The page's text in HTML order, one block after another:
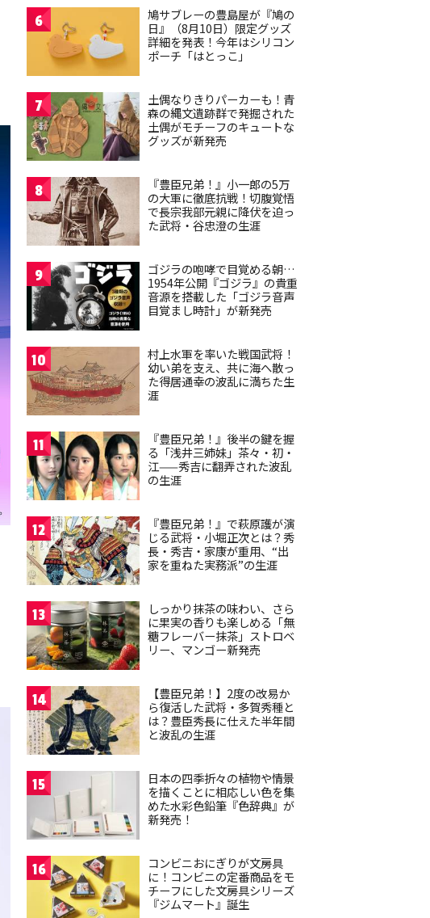
6
鳩サブレーの豊島屋が『鳩の
日』（8月10日）限定グッズ
詳細を発表！今年はシリコン
ポーチ「はとっこ」
7
土偶なりきりパーカーも！青
森の縄文遺跡群で発掘された
土偶がモチーフのキュートな
グッズが新発売
8
『豊臣兄弟！』小一郎の5万
の大軍に徹底抗戦！切腹覚悟
で長宗我部元親に降伏を迫っ
た武将・谷忠澄の生涯
9
ゴジラの咆哮で目覚める朝…
1954年公開『ゴジラ』の貴重
音源を搭載した「ゴジラ音声
目覚まし時計」が新発売
10
村上水軍を率いた戦国武将！
幼い弟を支え、共に海へ散っ
た得居通幸の波乱に満ちた生
涯
11
『豊臣兄弟！』後半の鍵を握
る「浅井三姉妹」茶々・初・
江——秀吉に翻弄された波乱
の生涯
12
『豊臣兄弟！』で萩原護が演
じる武将・小堀正次とは？秀
長・秀吉・家康が重用、“出
家を重ねた実務派”の生涯
13
しっかり抹茶の味わい、さら
に果実の香りも楽しめる「無
糖フレーバー抹茶」ストロベ
リー、マンゴー新発売
14
【豊臣兄弟！】2度の改易か
ら復活した武将・多賀秀種と
は？豊臣秀長に仕えた半年間
と波乱の生涯
15
日本の四季折々の植物や情景
を描くことに相応しい色を集
めた水彩色鉛筆『色辞典』が
新発売！
16
コンビニおにぎりが文房具
に！コンビニの定番商品をモ
チーフにした文房具シリーズ
『ジムマート』誕生